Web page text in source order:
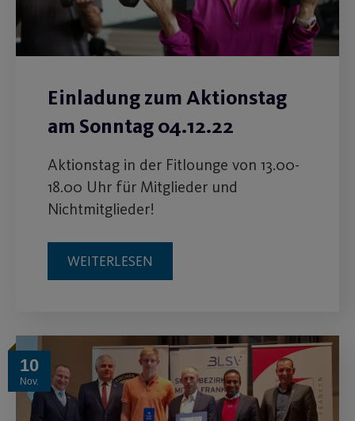
Einladung zum Aktionstag
am Sonntag 04.12.22
Aktionstag in der Fitlounge von 13.00-
18.00 Uhr für Mitglieder und
Nichtmitglieder!
WEITERLESEN
10
Nov.